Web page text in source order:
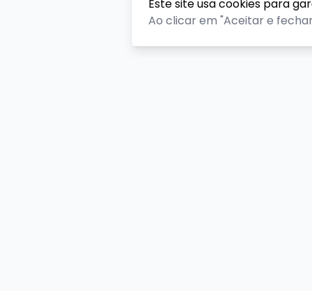
Este site usa cookies para
Ao clicar em "Aceitar e